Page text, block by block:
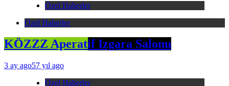
Özel Haberler
Özel Haberler
KÖZZZ Aperatif Izgara Salonu
3 ay ago57 yıl ago
Özel Haberler